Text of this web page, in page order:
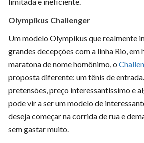
Olympikus Challenger
Um modelo Olympikus que realmente
grandes decepções com a linha Rio, em
maratona de nome homônimo, o
proposta diferente: um tênis de
pretensões, preço interessantíssimo e
pode vir a ser um modelo de
deseja começar na corrida de rua e
sem gastar muito.